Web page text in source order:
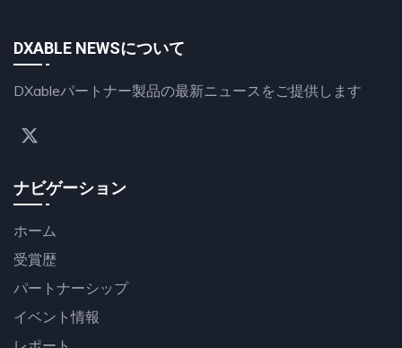
DXABLE NEWSについて
DXableパートナー製品の最新ニュースをご提供します
ナビゲーション
ホーム
受賞歴
パートナーシップ
イベント情報